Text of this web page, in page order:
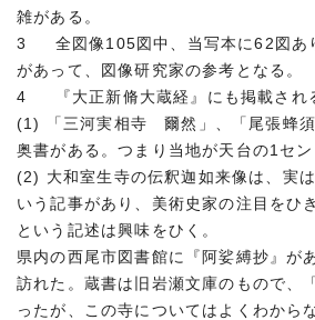
雑がある。
3 全図像105図中、当写本に62図あ
があって、図像研究家の参考となる。
4 『大正新脩大蔵経』にも掲載され
(1) 「三河実相寺 爾然」、「尾張蜂
奥書がある。つまり当地が天台の1セン
(2) 大和室生寺の伝釈迦如来像は、実
いう記事があり、美術史家の注目をひ
という記述は興味をひく。
県内の西尾市図書館に『阿娑縛抄』が
訪れた。蔵書は旧岩瀬文庫のもので、
ったが、この寺についてはよくわから